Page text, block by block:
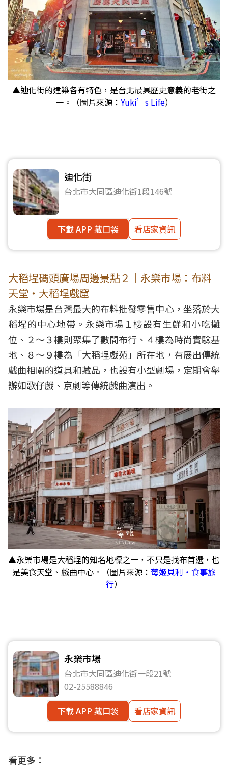
▲迪化街的建築各有特色，是台北最具歷史意義的老街之
一。（圖片來源： Yuki’s Life）
迪化街
台北市大同區迪化街1段146號
下載 APP 藏口袋 看店家資訊
大稻埕碼頭廣場周邊景點２｜永樂市場：布料
天堂・大稻埕戲窟
永樂市場是台灣最大的布料批發零售中心，坐落於大
稻埕的中心地帶。永樂市場１樓設有生鮮和小吃攤
位、２～３樓則聚集了數間布行、４樓為時尚實驗基
地、８～９樓為「大稻埕戲苑」所在地，有展出傳統
戲曲相關的道具和藏品，也設有小型劇場，定期會舉
辦如歌仔戲、京劇等傳統戲曲演出。
▲永樂市場是大稻埕的知名地標之一，不只是找布首選，也
是美食天堂、戲曲中心。（圖片來源： 莓姬貝利・食事旅
行）
永樂市場
台北市大同區迪化街一段21號
02-25588846
下載 APP 藏口袋
看店家資訊
看更多：